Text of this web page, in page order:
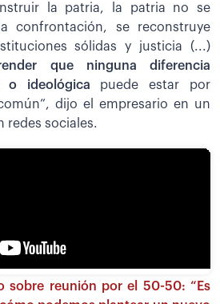
la patria, la patria no se
confrontación, se reconstruye
sólidas y justicia (...)
que ninguna diferencia
o ideológica puede estar por
dijo el empresario en un
redes sociales.
sobre reunión por el 50-50: “Es